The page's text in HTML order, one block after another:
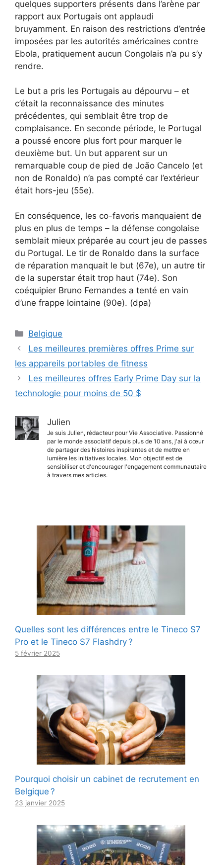
quelques supporters présents dans l’arène par
rapport aux Portugais ont applaudi
bruyamment. En raison des restrictions d’entrée
imposées par les autorités américaines contre
Ebola, pratiquement aucun Congolais n’a pu s’y
rendre.
Le but a pris les Portugais au dépourvu – et
c’était la reconnaissance des minutes
précédentes, qui semblait être trop de
complaisance. En seconde période, le Portugal
a poussé encore plus fort pour marquer le
deuxième but. Un but apparent sur un
remarquable coup de pied de João Cancelo (et
non de Ronaldo) n’a pas compté car l’extérieur
était hors-jeu (55e).
En conséquence, les co-favoris manquaient de
plus en plus de temps – la défense congolaise
semblait mieux préparée au court jeu de passes
du Portugal. Le tir de Ronaldo dans la surface
de réparation manquait le but (67e), un autre tir
de la superstar était trop haut (74e). Son
coéquipier Bruno Fernandes a tenté en vain
d’une frappe lointaine (90e). (dpa)
Catégories
Belgique
Les meilleures premières offres Prime sur
les appareils portables de fitness
Les meilleures offres Early Prime Day sur la
technologie pour moins de 50 $
Julien
Je suis Julien, rédacteur pour Vie Associative. Passionné
par le monde associatif depuis plus de 10 ans, j'ai à cœur
de partager des histoires inspirantes et de mettre en
lumière les initiatives locales. Mon objectif est de
sensibiliser et d'encourager l'engagement communautaire
à travers mes articles.
Quelles sont les différences entre le Tineco S7
Pro et le Tineco S7 Flashdry ?
5 février 2025
Pourquoi choisir un cabinet de recrutement en
Belgique ?
23 janvier 2025